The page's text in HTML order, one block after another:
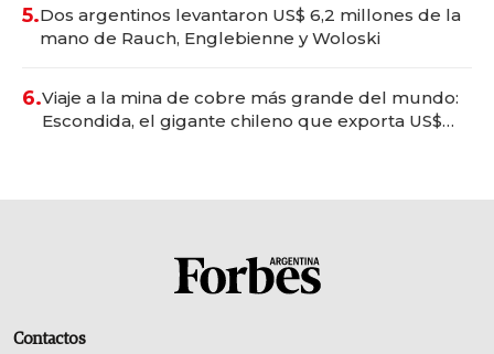
5.Dos argentinos levantaron US$ 6,2 millones de la
mano de Rauch, Englebienne y Woloski
6.Viaje a la mina de cobre más grande del mundo:
Escondida, el gigante chileno que exporta US$
Contactos